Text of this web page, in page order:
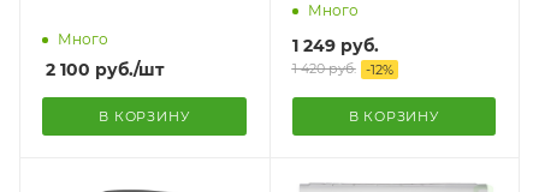
Много
2 100 руб./шт
В КОРЗИНУ
Много
1 249руб.
1 420руб. -12%
В КОРЗИНУ